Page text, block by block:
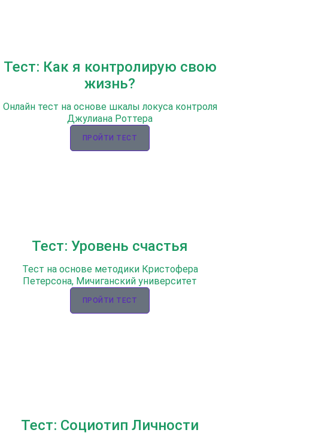
Тест: Как я контролирую свою
жизнь?
Онлайн тест на основе шкалы локуса контроля
Джулиана Роттера
ПРОЙТИ ТЕСТ
Тест: Уровень счастья
Тест на основе методики Кристофера
Петерсона, Мичиганский университет
ПРОЙТИ ТЕСТ
Тест: Социотип Личности